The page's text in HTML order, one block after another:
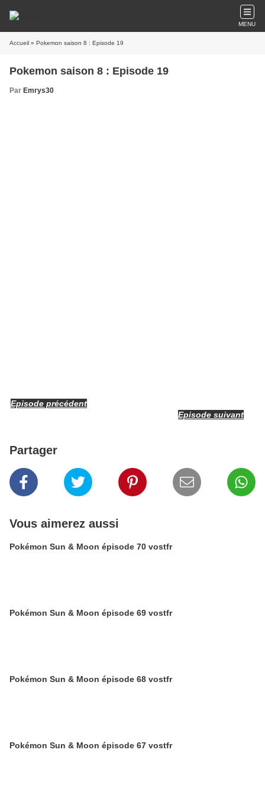
MENU
Accueil » Pokemon saison 8 : Episode 19
Pokemon saison 8 : Episode 19
Par Emrys30
Episode précédent
Episode suivant
Partager
Vous aimerez aussi
Pokémon Sun & Moon épisode 70 vostfr
Pokémon Sun & Moon épisode 69 vostfr
Pokémon Sun & Moon épisode 68 vostfr
Pokémon Sun & Moon épisode 67 vostfr